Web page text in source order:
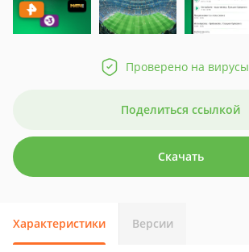
Проверено на вирусы
Поделиться ссылкой
Скачать
Характеристики Версии